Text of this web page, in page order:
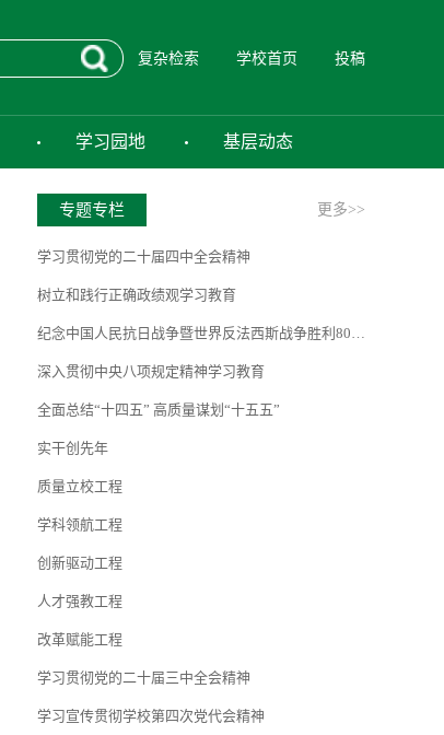
复杂检索 学校首页 投稿
学习园地 基层动态
专题专栏 更多>>
学习贯彻党的二十届四中全会精神
树立和践行正确政绩观学习教育
纪念中国人民抗日战争暨世界反法西斯战争胜利80周年
深入贯彻中央八项规定精神学习教育
全面总结“十四五” 高质量谋划“十五五”
实干创先年
质量立校工程
学科领航工程
创新驱动工程
人才强教工程
改革赋能工程
学习贯彻党的二十届三中全会精神
学习宣传贯彻学校第四次党代会精神